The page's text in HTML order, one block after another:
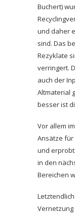
Buchert)
und daher
sind. Das
Rezyklate
verringert.
auch der
Altmaterial
besser ist
Vor allem
Ansätze für
und
in den
Bereichen